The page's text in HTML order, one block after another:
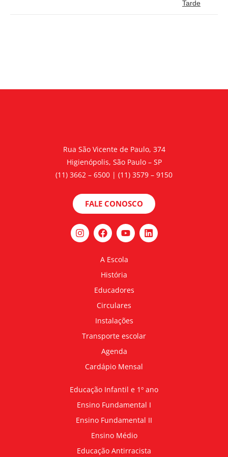
Tarde
Rua São Vicente de Paulo, 374
Higienópolis, São Paulo – SP
(11) 3662 – 6500 | (11) 3579 – 9150
FALE CONOSCO
A Escola
História
Educadores
Circulares
Instalações
Transporte escolar
Agenda
Cardápio Mensal
Educação Infantil e 1º ano
Ensino Fundamental I
Ensino Fundamental II
Ensino Médio
Educação Antirracista